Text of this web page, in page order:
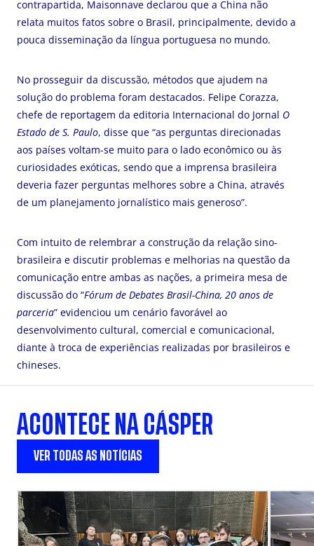
contrapartida, Maisonnave declarou que a China não
relata muitos fatos sobre o Brasil, principalmente, devido a
pouca disseminação da língua portuguesa no mundo.
No prosseguir da discussão, métodos que ajudem na
solução do problema foram destacados. Felipe Corazza,
chefe de reportagem da editoria Internacional do Jornal O
Estado de S. Paulo, disse que “as perguntas direcionadas
aos países voltam-se muito para o lado econômico ou às
curiosidades exóticas, sendo que a imprensa brasileira
deveria fazer perguntas melhores sobre a China, através
de um planejamento jornalístico mais generoso”.
Com intuito de relembrar a construção da relação sino-
brasileira e discutir problemas e melhorias na questão da
comunicação entre ambas as nações, a primeira mesa de
discussão do “Fórum de Debates Brasil-China, 20 anos de
parceria” evidenciou um cenário favorável ao
desenvolvimento cultural, comercial e comunicacional,
diante à troca de experiências realizadas por brasileiros e
chineses.
ACONTECE NA CÁSPER
VER TODAS AS NOTÍCIAS